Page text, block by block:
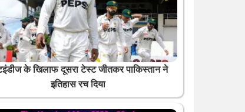
के खिलाफ दूसरा टेस्ट जीतकर पाकिस्तान ने
इतिहास रच दिया